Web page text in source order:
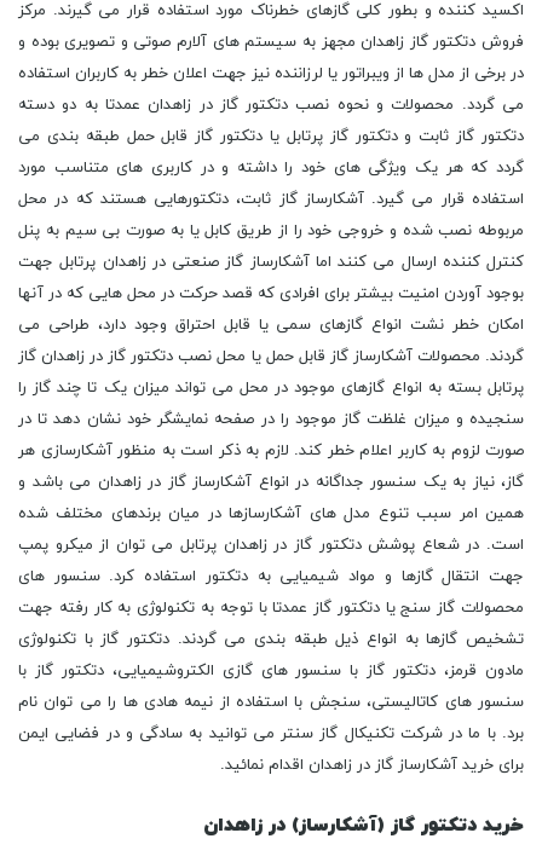
اکسید کننده و بطور کلی گازهای خطرناک مورد استفاده قرار می گیرند. مرکز
فروش دتکتور گاز زاهدان مجهز به سیستم های آلارم صوتی و تصویری بوده و
در برخی از مدل ها از ویبراتور یا لرزاننده نیز جهت اعلان خطر به کاربران استفاده
می گردد. محصولات و نحوه نصب دتکتور گاز در زاهدان عمدتا به دو دسته
دتکتور گاز ثابت و دتکتور گاز پرتابل یا دتکتور گاز قابل حمل طبقه بندی می
گردد که هر یک ویژگی های خود را داشته و در کاربری های متناسب مورد
استفاده قرار می گیرد. آشکارساز گاز ثابت، دتکتورهایی هستند که در محل
مربوطه نصب شده و خروجی خود را از طریق کابل یا به صورت بی سیم به پنل
کنترل کننده ارسال می کنند اما آشکارساز گاز صنعتی در زاهدان پرتابل جهت
بوجود آوردن امنیت بیشتر برای افرادی که قصد حرکت در محل هایی که در آنها
امکان خطر نشت انواع گازهای سمی یا قابل احتراق وجود دارد، طراحی می
گردند. محصولات آشکارساز گاز قابل حمل یا محل نصب دتکتور گاز در زاهدان گاز
پرتابل بسته به انواع گازهای موجود در محل می تواند میزان یک تا چند گاز را
سنجیده و میزان غلظت گاز موجود را در صفحه نمایشگر خود نشان دهد تا در
صورت لزوم به کاربر اعلام خطر کند. لازم به ذکر است به منظور آشکارسازی هر
گاز، نیاز به یک سنسور جداگانه در انواع آشکارساز گاز در زاهدان می باشد و
همین امر سبب تنوع مدل های آشکارسازها در میان برندهای مختلف شده
است. در شعاع پوشش دتکتور گاز در زاهدان پرتابل می توان از میکرو پمپ
جهت انتقال گازها و مواد شیمیایی به دتکتور استفاده کرد. سنسور های
محصولات گاز سنج یا دتکتور گاز عمدتا با توجه به تکنولوژی به کار رفته جهت
تشخیص گازها به انواع ذیل طبقه بندی می گردند. دتکتور گاز با تکنولوژی
مادون قرمز، دتکتور گاز با سنسور های گازی الکتروشیمیایی، دتکتور گاز با
سنسور های کاتالیستی، سنجش با استفاده از نیمه هادی ها را می توان نام
برد. با ما در شرکت تکنیکال گاز سنتر می توانید به سادگی و در فضایی ایمن
برای خرید آشکارساز گاز در زاهدان اقدام نمائید.
خرید دتکتور گاز (آشکارساز) در زاهدان